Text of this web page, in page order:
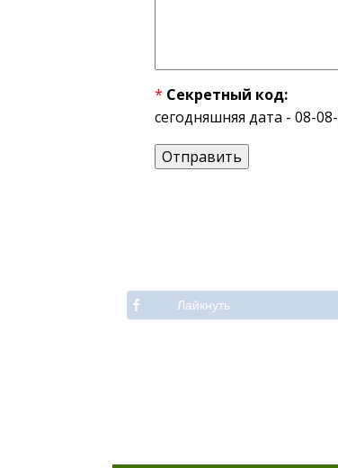
* Секретный код:
сегодняшняя дата - 08-08-
Лайкнуть